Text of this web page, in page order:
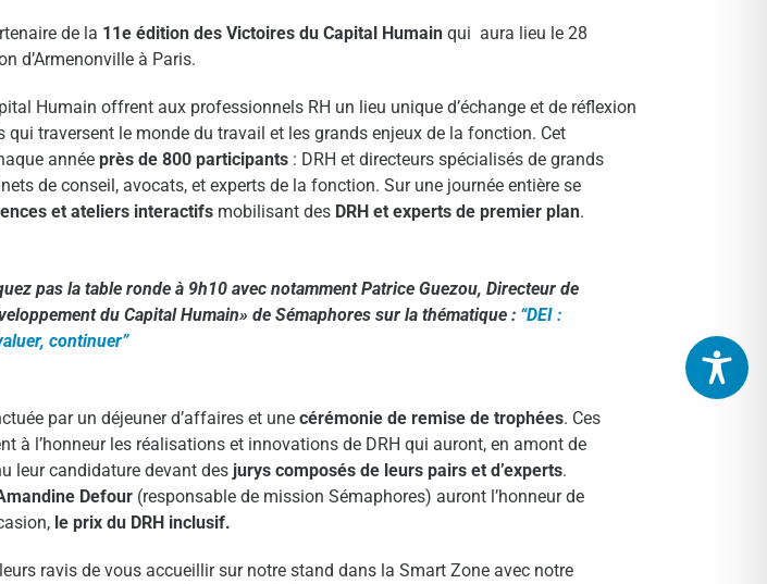
de la 11e édition des Victoires du Capital Humain qui aura lieu le 28
d’Armenonville à Paris.
Humain offrent aux professionnels RH un lieu unique d’échange et de réflexion
qui traversent le monde du travail et les grands enjeux de la fonction. Cet
année près de 800 participants: DRH et directeurs spécialisés de grands
de conseil, avocats, et experts de la fonction. Sur une journée entière se
et ateliers interactifsmobilisant des DRH et experts de premier plan.
pas la table ronde à 9h10 avec notamment Patrice Guezou, Directeur de
du Capital Humain» de Sémaphores sur la thématique : “DEI :
continuer”
par un déjeuner d’affaires et une cérémonie de remise de trophées. Ces
à l’honneur les réalisations et innovations de DRH qui auront, en amont de
leur candidature devant des jurys composés de leurs pairs et d’experts.
Defour (responsable de mission Sémaphores) auront l’honneur de
le prix du DRH inclusif.
ravis de vous accueillir sur notre stand dans la Smart Zone avec notre